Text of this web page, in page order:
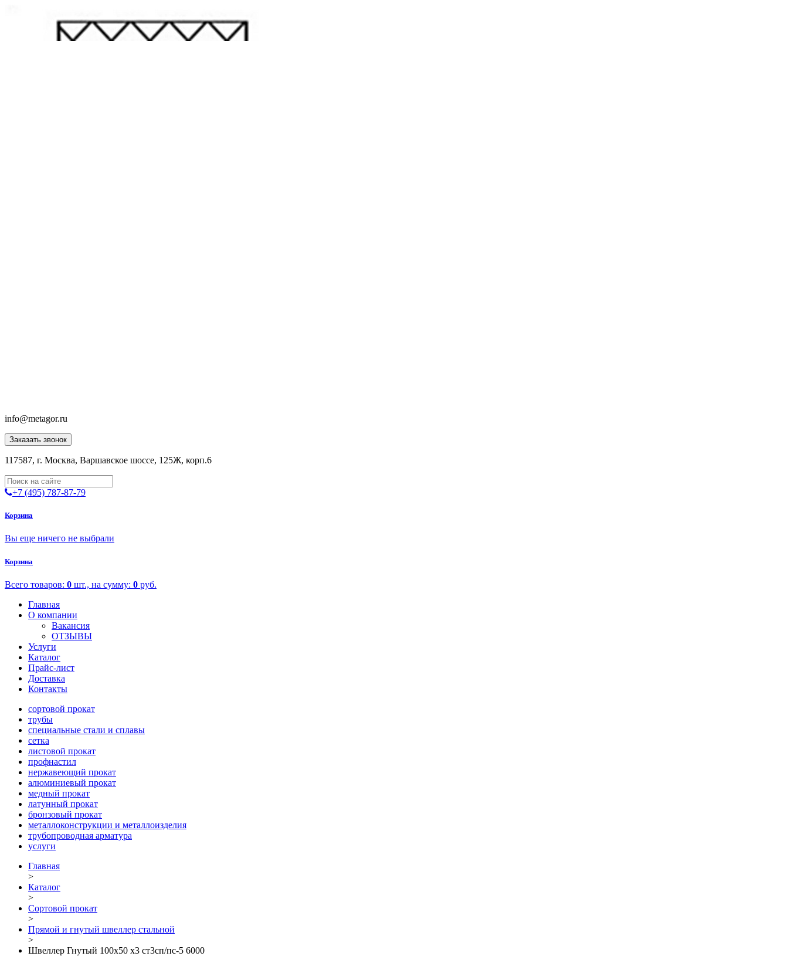
info@metagor.ru
Заказать звонок
117587, г. Москва, Варшавское шоссе, 125Ж, корп.6
+7 (495) 787-87-79
Корзина
Вы еще ничего не выбрали
Корзина
Всего товаров: 0 шт., на сумму: 0 руб.
Главная
О компании
Вакансия
ОТЗЫВЫ
Услуги
Каталог
Прайс-лист
Доставка
Контакты
сортовой прокат
трубы
специальные стали и сплавы
сетка
листовой прокат
профнастил
нержавеющий прокат
алюминиевый прокат
медный прокат
латунный прокат
бронзовый прокат
металлоконструкции и металлоизделия
трубопроводная арматура
услуги
Главная
>
Каталог
>
Сортовой прокат
>
Прямой и гнутый швеллер стальной
>
Швеллер Гнутый 100х50 х3 ст3сп/пс-5 6000